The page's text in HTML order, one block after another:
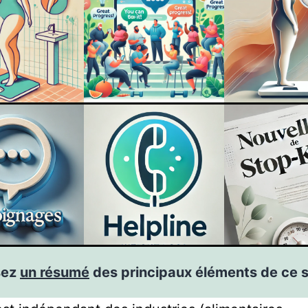
un résumé des principaux éléments de ce